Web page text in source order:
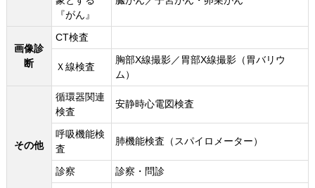
『がん』
画像診
断
CT検査
Ｘ線検査
胸部X線撮影／胃部X線撮影（胃バリウ
ム）
その他
循環器関連
検査
安静時心電図検査
呼吸機能検
査
肺機能検査（スパイロメーター）
診察
診察・問診